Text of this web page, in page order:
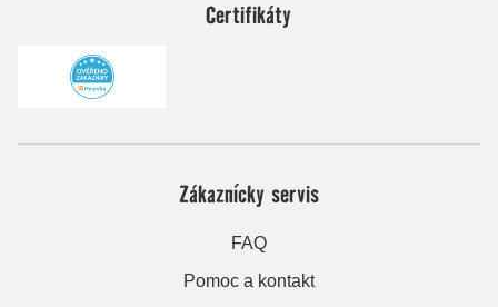
Certifikáty
Zákaznícky servis
FAQ
Pomoc a kontakt